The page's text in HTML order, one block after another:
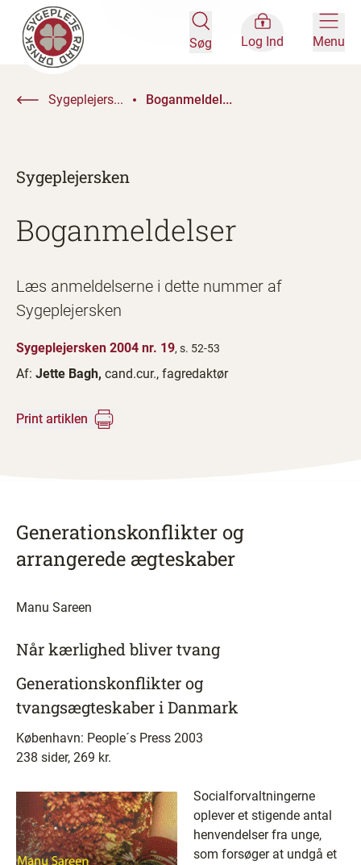
Søg Log Ind Menu
Sygeplejers... Boganmeldel...
Sygeplejersken
Boganmeldelser
Læs anmeldelserne i dette nummer af
Sygeplejersken
Sygeplejersken 2004 nr. 19, s. 52-53
Af: Jette Bagh, cand.cur., fagredaktør
Print artiklen
Generationskonflikter og
arrangerede ægteskaber
Manu Sareen
Når kærlighed bliver tvang
Generationskonflikter og
tvangsægteskaber i Danmark
København: People´s Press 2003
238 sider, 269 kr.
Socialforvaltningerne
oplever et stigende antal
henvendelser fra unge,
som forsøger at undgå et